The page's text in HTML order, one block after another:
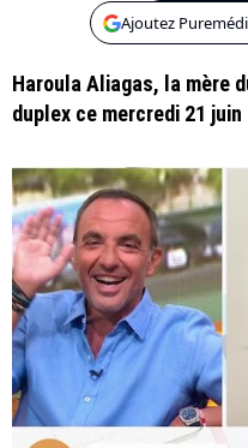
Ajoutez
Haroula Aliagas, la mère
duplex ce mercredi 21